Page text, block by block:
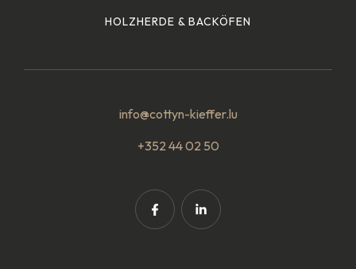
HOLZHERDE & BACKÖFEN
info@cottyn-kieffer.lu
+352 44 02 50